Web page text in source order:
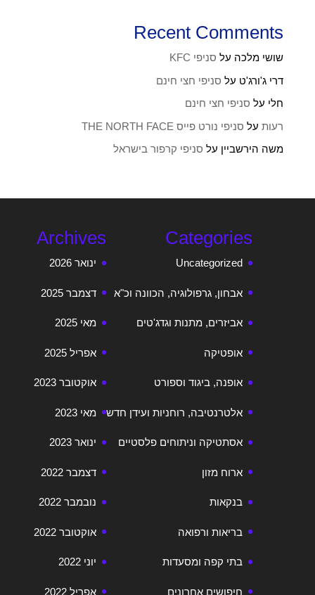
Recent Comments
שושי מלכה על סניפי KFC
דרי ג'ורג'ט על סניפי חצי חינם
חלי על סניפי חצי חינם
רעותעל סניפי נורט פייס THE NORTH FACE
משה הירשביין על סניפי קרפור בישראל
Archives
ינואר 2026
דצמבר 2025
מאי 2025
אפריל 2025
אוקטובר 2023
מאי 2023
ינואר 2023
דצמבר 2022
נובמבר 2022
אוקטובר 2022
יוני 2022
אפריל 2022
Categories
Uncategorized
אבחון, גרפולוגיה, הכוונה וכ"א
אביזרים, מתנות וגדג'טים
אופטיקה
אופנה, ביגוד וספורט
אלטרנטיבה, רוחניות ועידן חדש
אסתטיקה וניתוחים פלסטיים
ארוח מזון
בנקאות
בריאות ורפואה
בתי קפה ומסעדות
חיפושים אחרונים